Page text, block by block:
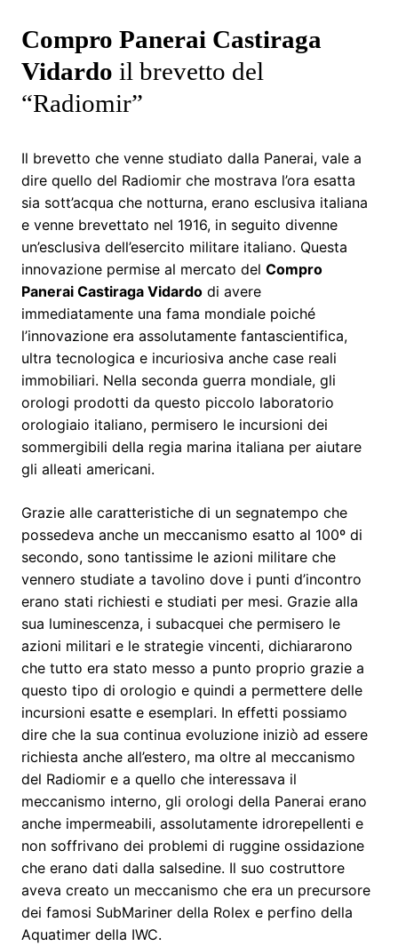
Compro Panerai Castiraga
Vidardo il brevetto del
“Radiomir”
Il brevetto che venne studiato dalla Panerai, vale a
dire quello del Radiomir che mostrava l’ora esatta
sia sott’acqua che notturna, erano esclusiva italiana
e venne brevettato nel 1916, in seguito divenne
un’esclusiva dell’esercito militare italiano. Questa
innovazione permise al mercato del Compro
Panerai Castiraga Vidardo di avere
immediatamente una fama mondiale poiché
l’innovazione era assolutamente fantascientifica,
ultra tecnologica e incuriosiva anche case reali
immobiliari. Nella seconda guerra mondiale, gli
orologi prodotti da questo piccolo laboratorio
orologiaio italiano, permisero le incursioni dei
sommergibili della regia marina italiana per aiutare
gli alleati americani.
Grazie alle caratteristiche di un segnatempo che
possedeva anche un meccanismo esatto al 100º di
secondo, sono tantissime le azioni militare che
vennero studiate a tavolino dove i punti d’incontro
erano stati richiesti e studiati per mesi. Grazie alla
sua luminescenza, i subacquei che permisero le
azioni militari e le strategie vincenti, dichiararono
che tutto era stato messo a punto proprio grazie a
questo tipo di orologio e quindi a permettere delle
incursioni esatte e esemplari. In effetti possiamo
dire che la sua continua evoluzione iniziò ad essere
richiesta anche all’estero, ma oltre al meccanismo
del Radiomir e a quello che interessava il
meccanismo interno, gli orologi della Panerai erano
anche impermeabili, assolutamente idrorepellenti e
non soffrivano dei problemi di ruggine ossidazione
che erano dati dalla salsedine. Il suo costruttore
aveva creato un meccanismo che era un precursore
dei famosi SubMariner della Rolex e perfino della
Aquatimer della IWC.